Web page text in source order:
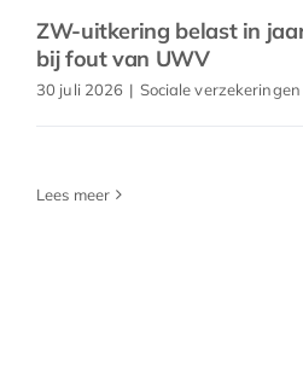
ZW-uitkering belast in
bij fout van UWV
30 juli 2026 | Sociale verzekeringen
Lees meer